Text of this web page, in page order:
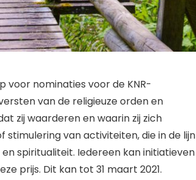
voor nominaties voor de KNR-
van de religieuze orden en
zij waarderen en waarin zij zich
stimulering van activiteiten, die in de lijn
spiritualiteit. Iedereen kan initiatieven
prijs. Dit kan tot 31 maart 2021.